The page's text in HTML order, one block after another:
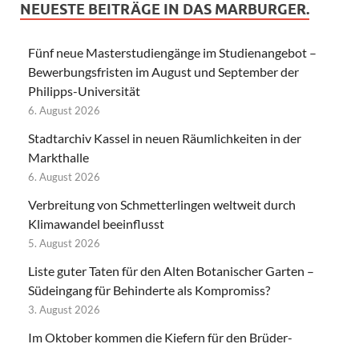
NEUESTE BEITRÄGE IN DAS MARBURGER.
Fünf neue Masterstudiengänge im Studienangebot –
Bewerbungsfristen im August und September der
Philipps-Universität
6. August 2026
Stadtarchiv Kassel in neuen Räumlichkeiten in der
Markthalle
6. August 2026
Verbreitung von Schmetterlingen weltweit durch
Klimawandel beeinflusst
5. August 2026
Liste guter Taten für den Alten Botanischer Garten –
Südeingang für Behinderte als Kompromiss?
3. August 2026
Im Oktober kommen die Kiefern für den Brüder-